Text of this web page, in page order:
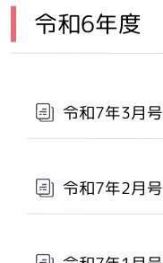
令和6年度
令和7年3月号
令和7年2月号